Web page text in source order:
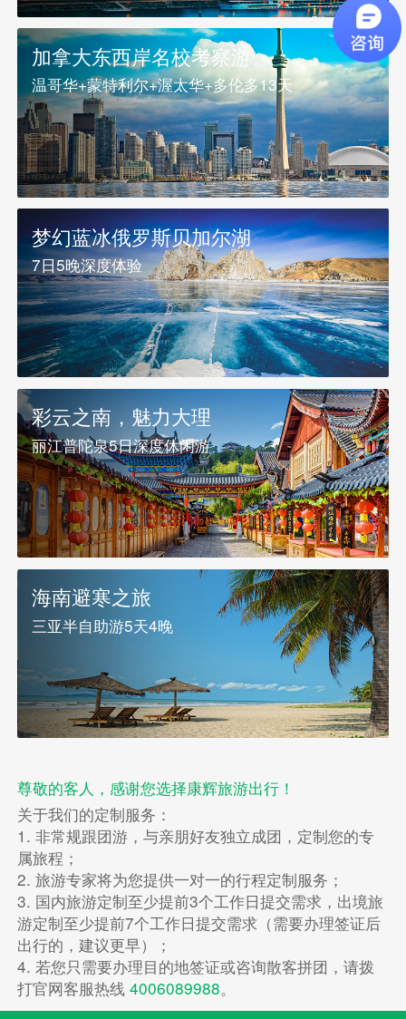
加拿大东西岸名校考察游
温哥华+蒙特利尔+渥太华+多伦多13天
梦幻蓝冰俄罗斯贝加尔湖
7日5晚深度体验
彩云之南，魅力大理
丽江普陀泉5日深度休闲游
海南避寒之旅
三亚半自助游5天4晚
尊敬的客人，感谢您选择康辉旅游出行！
关于我们的定制服务：
1. 非常规跟团游，与亲朋好友独立成团，定制您的专
属旅程；
2. 旅游专家将为您提供一对一的行程定制服务；
3. 国内旅游定制至少提前3个工作日提交需求，出境旅
游定制至少提前7个工作日提交需求（需要办理签证后
出行的，建议更早）；
4. 若您只需要办理目的地签证或咨询散客拼团，请拨
打官网客服热线 4006089988。